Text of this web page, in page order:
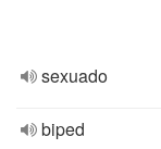
sexuado
biped